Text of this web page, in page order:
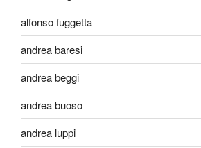
alfonso fuggetta
andrea baresi
andrea beggi
andrea buoso
andrea luppi